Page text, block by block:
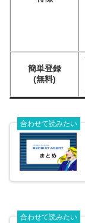
簡単登録
(無料)
合わせて読みたい
合わせて読みたい